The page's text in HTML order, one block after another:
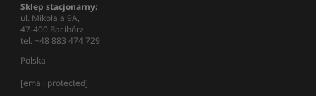
Sklep stacjonarny:
ul. Mikołaja 9A,
47-400 Racibórz
tel. +48 883 474 729
Polska
[email protected]